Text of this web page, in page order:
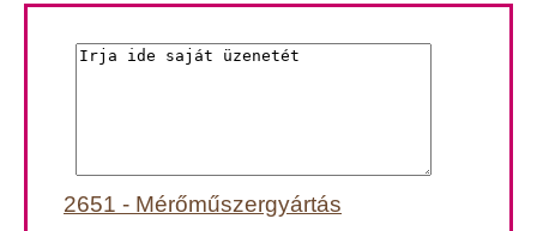
2651 - Mérőműszergyártás